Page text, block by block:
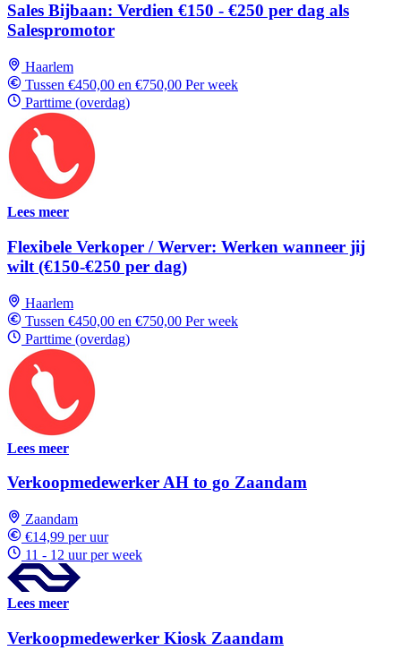
Sales Bijbaan: Verdien €150 - €250 per dag als
Salespromotor
Haarlem
Tussen €450,00 en €750,00 Per week
Parttime (overdag)
Lees meer
Flexibele Verkoper / Werver: Werken wanneer jij
wilt (€150-€250 per dag)
Haarlem
Tussen €450,00 en €750,00 Per week
Parttime (overdag)
Lees meer
Verkoopmedewerker AH to go Zaandam
Zaandam
€14,99 per uur
11 - 12 uur per week
Lees meer
Verkoopmedewerker Kiosk Zaandam